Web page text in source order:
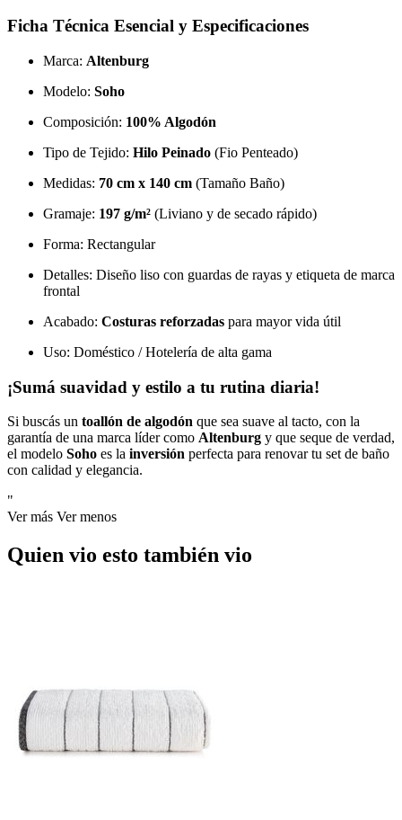
Ficha Técnica Esencial y Especificaciones
Marca: Altenburg
Modelo: Soho
Composición: 100% Algodón
Tipo de Tejido: Hilo Peinado (Fio Penteado)
Medidas: 70 cm x 140 cm (Tamaño Baño)
Gramaje: 197 g/m² (Liviano y de secado rápido)
Forma: Rectangular
Detalles: Diseño liso con guardas de rayas y etiqueta de marca
frontal
Acabado: Costuras reforzadas para mayor vida útil
Uso: Doméstico / Hotelería de alta gama
¡Sumá suavidad y estilo a tu rutina diaria!
Si buscás un toallón de algodón que sea suave al tacto, con la
garantía de una marca líder como Altenburg y que seque de verdad,
el modelo Soho es la inversión perfecta para renovar tu set de baño
con calidad y elegancia.
"
Ver más Ver menos
Quien vio esto también vio